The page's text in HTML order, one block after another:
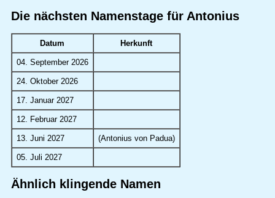
Die nächsten Namenstage für Antonius
Datum Herkunft
04. September 2026
24. Oktober 2026
17. Januar 2027
12. Februar 2027
13. Juni 2027 (Antonius von Padua)
05. Juli 2027
Ähnlich klingende Namen